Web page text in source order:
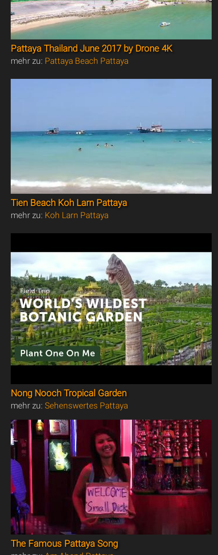
Pattaya Thailand June 2017 by Drone 4K
mehr zu: Pattaya Beach Pattaya
Tien Beach Koh Larn Pattaya
mehr zu: Koh Larn Pattaya
Nong Nooch Tropical Garden
mehr zu:Sehenswertes Pattaya
The Famous Pattaya Song